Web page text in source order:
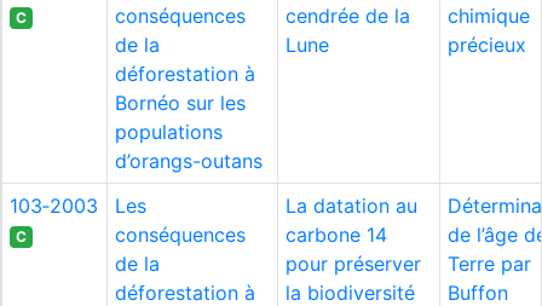
C
conséquences
de la
déforestation à
Bornéo sur les
populations
d’orangs-outans
cendrée de la
Lune
chimique
précieux
103‑2003
C
Les
conséquences
de la
déforestation à
La datation au
carbone 14
pour préserver
la biodiversité
de l’âge
Terre par
Buffon